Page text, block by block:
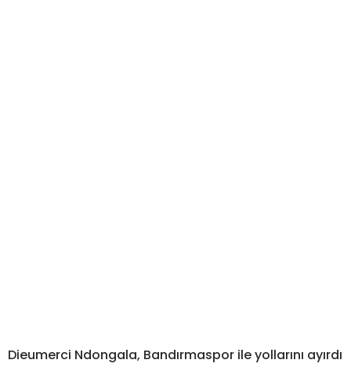
Dieumerci Ndongala, Bandırmaspor ile yollarını ayırdı